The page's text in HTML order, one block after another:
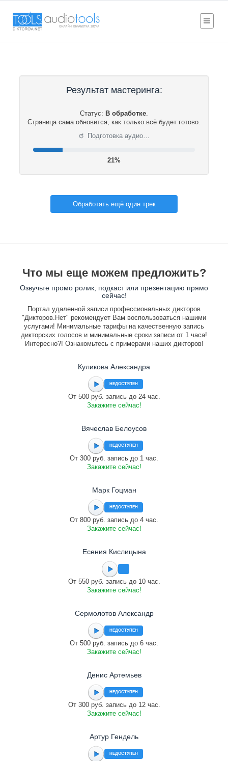
Результат мастеринга:
Статус: В обработке.
Страница сама обновится, как только всё будет готово.
⟳ Подготовка аудио…
22%
Обработать ещё один трек
Что мы еще можем предложить?
Озвучьте промо ролик, подкаст или презентацию прямо
сейчас!
Портал удаленной записи профессиональных дикторов
"Дикторов.Нет" рекомендует Вам воспользоваться нашими
услугами! Минимальные тарифы на качественную запись
дикторских голосов и минимальные сроки записи от 1 часа!
Интересно?! Ознакомьтесь с примерами наших дикторов!
Куликова Александра
НЕДОСТУПЕН
От 500 руб. запись до 24 час.
Закажите сейчас!
Вячеслав Белоусов
НЕДОСТУПЕН
От 300 руб. запись до 1 час.
Закажите сейчас!
Марк Гоцман
НЕДОСТУПЕН
От 800 руб. запись до 4 час.
Закажите сейчас!
Есения Кислицына
От 550 руб. запись до 10 час.
Закажите сейчас!
Сермолотов Александр
НЕДОСТУПЕН
От 500 руб. запись до 6 час.
Закажите сейчас!
Денис Артемьев
НЕДОСТУПЕН
От 300 руб. запись до 12 час.
Закажите сейчас!
Артур Гендель
НЕДОСТУПЕН